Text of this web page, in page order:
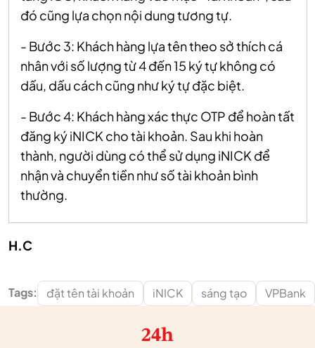
đó cũng lựa chọn nội dung tương tự.
- Bước 3: Khách hàng lựa tên theo sở thích cá
nhân với số lượng từ 4 đến 15 ký tự không có
dấu, dấu cách cũng như ký tự đặc biệt.
- Bước 4: Khách hàng xác thực OTP để hoàn tất
đăng ký iNICK cho tài khoản. Sau khi hoàn
thành, người dùng có thể sử dụng iNICK để
nhận và chuyển tiền như số tài khoản bình
thường.
H.C
Tags: đặt tên tài khoản iNICK sáng tạo VPBank
24h